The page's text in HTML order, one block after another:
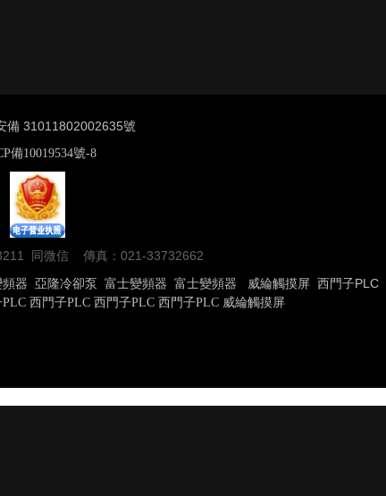
備 31011802002635號
備10019534號-8
同微信 傳真：021-33732662
器 亞隆冷卻泵 富士變頻器 富士變頻器 威綸觸摸屏 西門子PLC
西門子PLC 西門子PLC 西門子PLC 威綸觸摸屏